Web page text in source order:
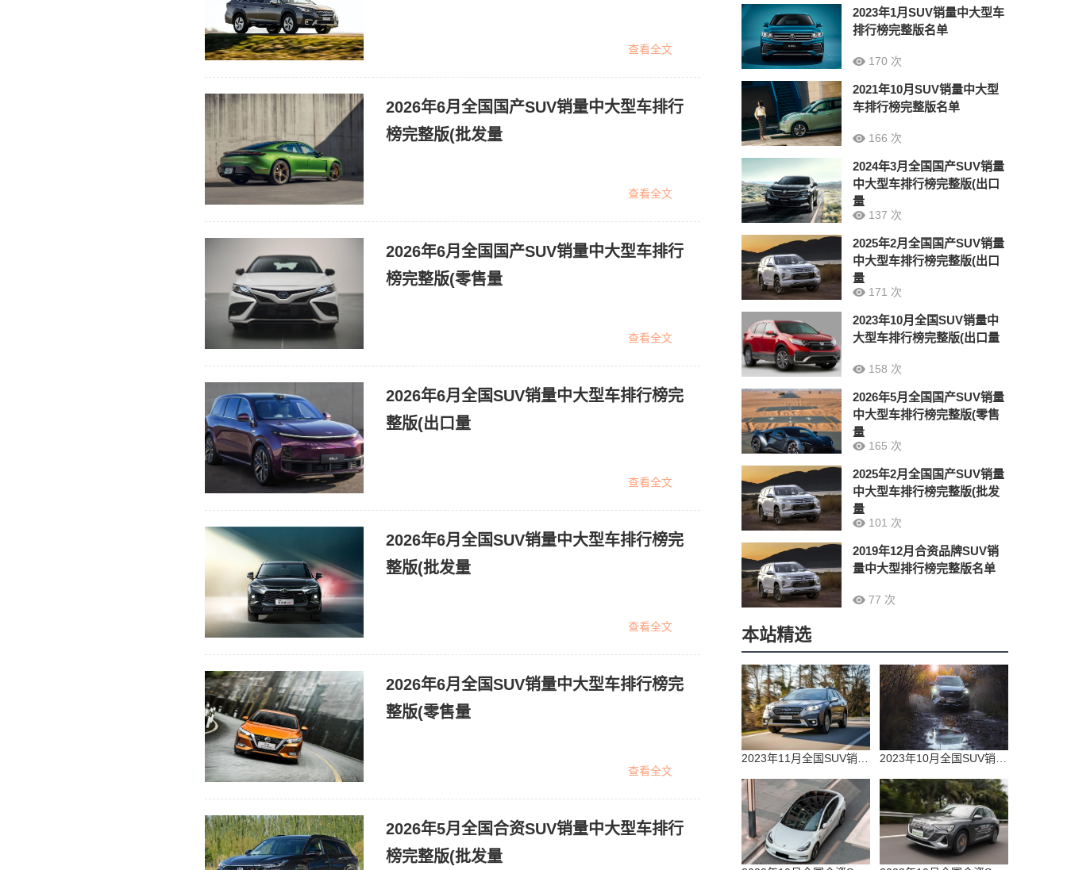
查看全文
2026年6月全国国产SUV销量中大型车排行
榜完整版(批发量
查看全文
2026年6月全国国产SUV销量中大型车排行
榜完整版(零售量
查看全文
2026年6月全国SUV销量中大型车排行榜完
整版(出口量
查看全文
2026年6月全国SUV销量中大型车排行榜完
整版(批发量
查看全文
2026年6月全国SUV销量中大型车排行榜完
整版(零售量
查看全文
2026年5月全国合资SUV销量中大型车排行
榜完整版(批发量
2023年1月SUV销量中大型车
排行榜完整版名单
170 次
2021年10月SUV销量中大型
车排行榜完整版名单
166 次
2024年3月全国国产SUV销量
中大型车排行榜完整版(出口
量
137 次
2025年2月全国国产SUV销量
中大型车排行榜完整版(出口
量
171 次
2023年10月全国SUV销量中
大型车排行榜完整版(出口量
158 次
2026年5月全国国产SUV销量
中大型车排行榜完整版(零售
量
165 次
2025年2月全国国产SUV销量
中大型车排行榜完整版(批发
量
101 次
2019年12月合资品牌SUV销
量中大型排行榜完整版名单
77 次
本站精选